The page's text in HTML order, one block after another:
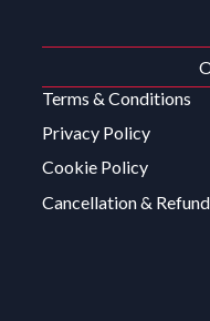
Terms & Conditions
Privacy Policy
Cookie Policy
Cancellation & Refund